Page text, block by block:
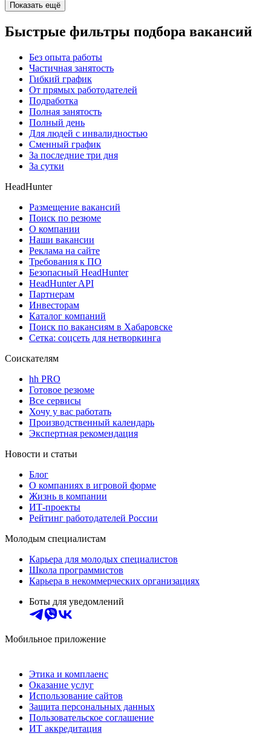
Показать ещё
Быстрые фильтры подбора вакансий
Без опыта работы
Частичная занятость
Гибкий график
От прямых работодателей
Подработка
Полная занятость
Полный день
Для людей с инвалидностью
Сменный график
За последние три дня
За сутки
HeadHunter
Размещение вакансий
Поиск по резюме
О компании
Наши вакансии
Реклама на сайте
Требования к ПО
Безопасный HeadHunter
HeadHunter API
Партнерам
Инвесторам
Каталог компаний
Поиск по вакансиям в Хабаровске
Сетка: соцсеть для нетворкинга
Соискателям
hh PRO
Готовое резюме
Все сервисы
Хочу у вас работать
Производственный календарь
Экспертная рекомендация
Новости и статьи
Блог
О компаниях в игровой форме
Жизнь в компании
ИТ-проекты
Рейтинг работодателей России
Молодым специалистам
Карьера для молодых специалистов
Школа программистов
Карьера в некоммерческих организациях
Боты для уведомлений
Мобильное приложение
Этика и комплаенс
Оказание услуг
Использование сайтов
Защита персональных данных
Пользовательское соглашение
ИТ аккредитация